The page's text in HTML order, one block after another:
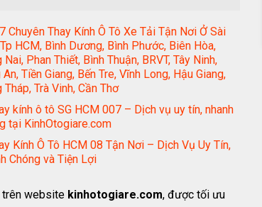
Chuyên Thay Kính Ô Tô Xe Tải Tận Nơi Ở Sài
HCM, Bình Dương, Bình Phước, Biên Hòa,
Phan Thiết, Bình Thuận, BRVT, Tây Ninh,
Tiền Giang, Bến Tre, Vĩnh Long, Hậu Giang,
Trà Vinh, Cần Thơ
kính ô tô SG HCM 007 – Dịch vụ uy tín, nhanh
tại KinhOtogiare.com
Kính Ô Tô HCM 08 Tận Nơi – Dịch Vụ Uy Tín,
Chóng và Tiện Lợi
trên website kinhotogiare.com, được tối ưu